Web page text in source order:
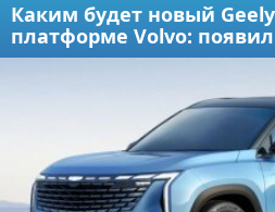
Каким будет новый
платформе Volvo: